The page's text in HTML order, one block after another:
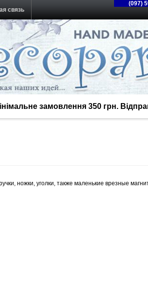
связь
(097)
замовлення 350 грн.
ножки, уголки, также маленькие врезные